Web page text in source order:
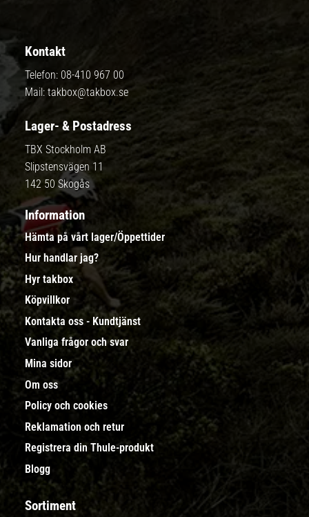
Kontakt
Telefon: 08-410 967 00
Mail: takbox@takbox.se
Lager- & Postadress
TBX Stockholm AB
Slipstensvägen 11
142 50 Skogås
Information
Hämta på vårt lager/Öppettider
Hur handlar jag?
Hyr takbox
Köpvillkor
Kontakta oss - Kundtjänst
Vanliga frågor och svar
Mina sidor
Om oss
Policy och cookies
Reklamation och retur
Registrera din Thule-produkt
Blogg
Sortiment